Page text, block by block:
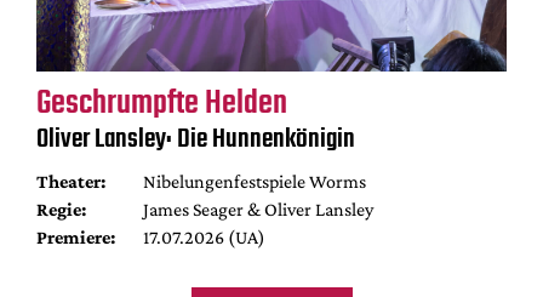
Geschrumpfte Helden
Oliver Lansley: Die Hunnenkönigin
Theater:
Nibelungenfestspiele Worms
Regie:
James Seager & Oliver Lansley
Premiere:
17.07.2026 (UA)